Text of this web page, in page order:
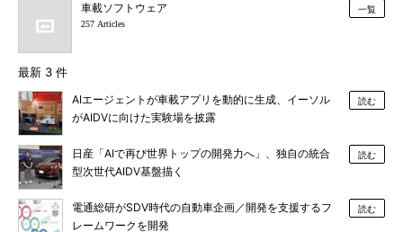
車載ソフトウェア
257 Articles
一覧
最新 3 件
AIエージェントが車載アプリを動的に生成、イーソル
がAIDVに向けた実験場を披露
読む
日産「AIで再び世界トップの開発力へ」、独自の統合
型次世代AIDV基盤描く
読む
電通総研がSDV時代の自動車企画／開発を支援するフ
レームワークを開発
読む